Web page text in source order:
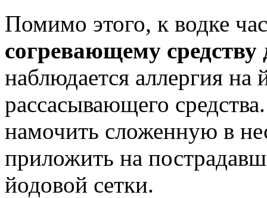
Помимо этого, к водке
согревающему средству
наблюдается аллергия на
рассасывающего
намочить сложенную в
приложить на
йодовой сетки.